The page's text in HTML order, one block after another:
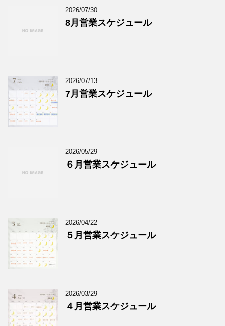
2026/07/30
8月営業スケジュール
2026/07/13
7月営業スケジュール
2026/05/29
６月営業スケジュール
2026/04/22
５月営業スケジュール
2026/03/29
４月営業スケジュール